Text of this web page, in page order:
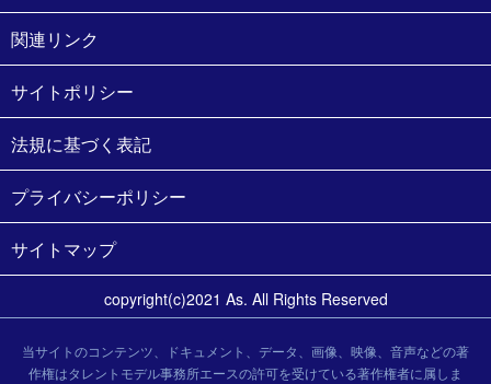
関連リンク
サイトポリシー
法規に基づく表記
プライバシーポリシー
サイトマップ
copyright(c)2021 As. All Rights Reserved
当サイトのコンテンツ、ドキュメント、データ、画像、映像、音声などの著
作権はタレントモデル事務所エースの許可を受けている著作権者に属しま